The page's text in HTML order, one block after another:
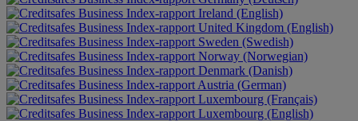
Ireland (English)
United Kingdom (English)
Sweden (Swedish)
Norway (Norwegian)
Denmark (Danish)
Austria (German)
Luxembourg (Français)
Luxembourg (English)